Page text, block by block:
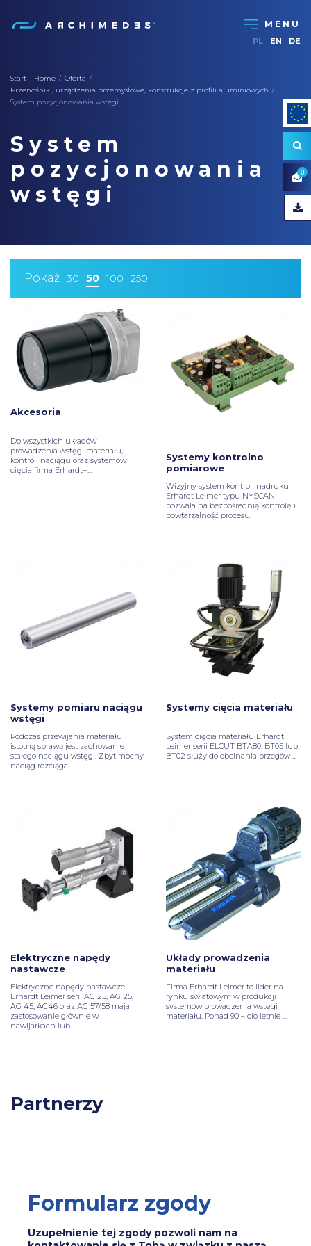
0
PL EN DE
Start – Home / Oferta /
Przenośniki, urządzenia przemysłowe, konstrukcje z profili aluminiowych /
System pozycjonowania wstęgi
System
pozycjonowania
wstęgi
Pokaż 30 50 100 250
Akcesoria
Do wszystkich układów
prowadzenia wstęgi materiału,
kontroli naciągu oraz systemów
cięcia firma Erhardt+...
Systemy kontrolno
pomiarowe
Wizyjny system kontroli nadruku
Erhardt Leimer typu NYSCAN
pozwala na bezpośrednią kontrolę i
powtarzalność procesu.
Systemy pomiaru naciągu
wstęgi
Podczas przewijania materiału
istotną sprawą jest zachowanie
stałego naciągu wstęgi. Zbyt mocny
naciąg rozciąga ...
Systemy cięcia materiału
System cięcia materiału Erhardt
Leimer serii ELCUT BTA80, BT05 lub
BT02 służy do obcinania brzegów ...
Elektryczne napędy
nastawcze
Elektryczne napędy nastawcze
Erhardt Leimer serii AG 25, AG 25,
AG 45, AG46 oraz AG 57/58 maja
zastosowanie głównie w
nawijarkach lub ...
Układy prowadzenia
materiału
Firma Erhardt Leimer to lider na
rynku światowym w produkcji
systemów prowadzenia wstęgi
materiału. Ponad 90 – cio letnie ...
Partnerzy
Formularz zgody
Uzupełnienie tej zgody pozwoli nam na